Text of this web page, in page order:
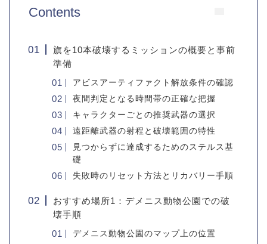
Contents
旗を10本破壊するミッションの概要と事前
準備
アビスアーティファクト解放条件の確認
夜間判定となる時間帯の正確な把握
キャラクターごとの推奨武器の選択
遠距離武器の射程と破壊範囲の特性
見つからずに達成するためのステルス基
礎
失敗時のリセット方法とリカバリー手順
おすすめ場所1：デメニス動物公園での破
壊手順
デメニス動物公園のマップ上の位置